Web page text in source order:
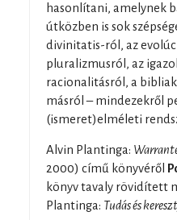
hasonlítani, amelynek
útközben is sok
divinitatis-ról, az
pluralizmusról, az
racionalitásról, a
másról – mindezekről
(ismeret)elméleti
Alvin Plantinga:
2000) című könyvéről
könyv tavaly rövidített
Plantinga: Tudás és